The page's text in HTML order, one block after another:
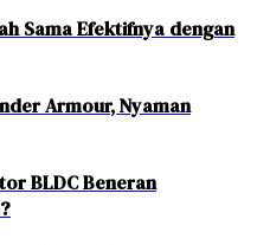
Sama Efektifnya dengan
Armour, Nyaman
BLDC Beneran